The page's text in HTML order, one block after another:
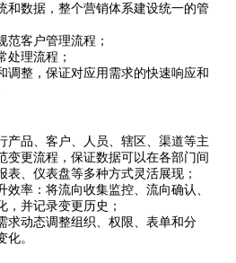
和数据，整个营销体系建设统一的管
范客户管理流程；
处理流程；
调整，保证对应用需求的快速响应和
产品、客户、人员、辖区、渠道等主
变更流程，保证数据可以在各部门间
表、仪表盘等多种方式灵活展现；
效率：将流向收集监控、流向确认、
，并记录变更历史；
求动态调整组织、权限、表单和分
化。